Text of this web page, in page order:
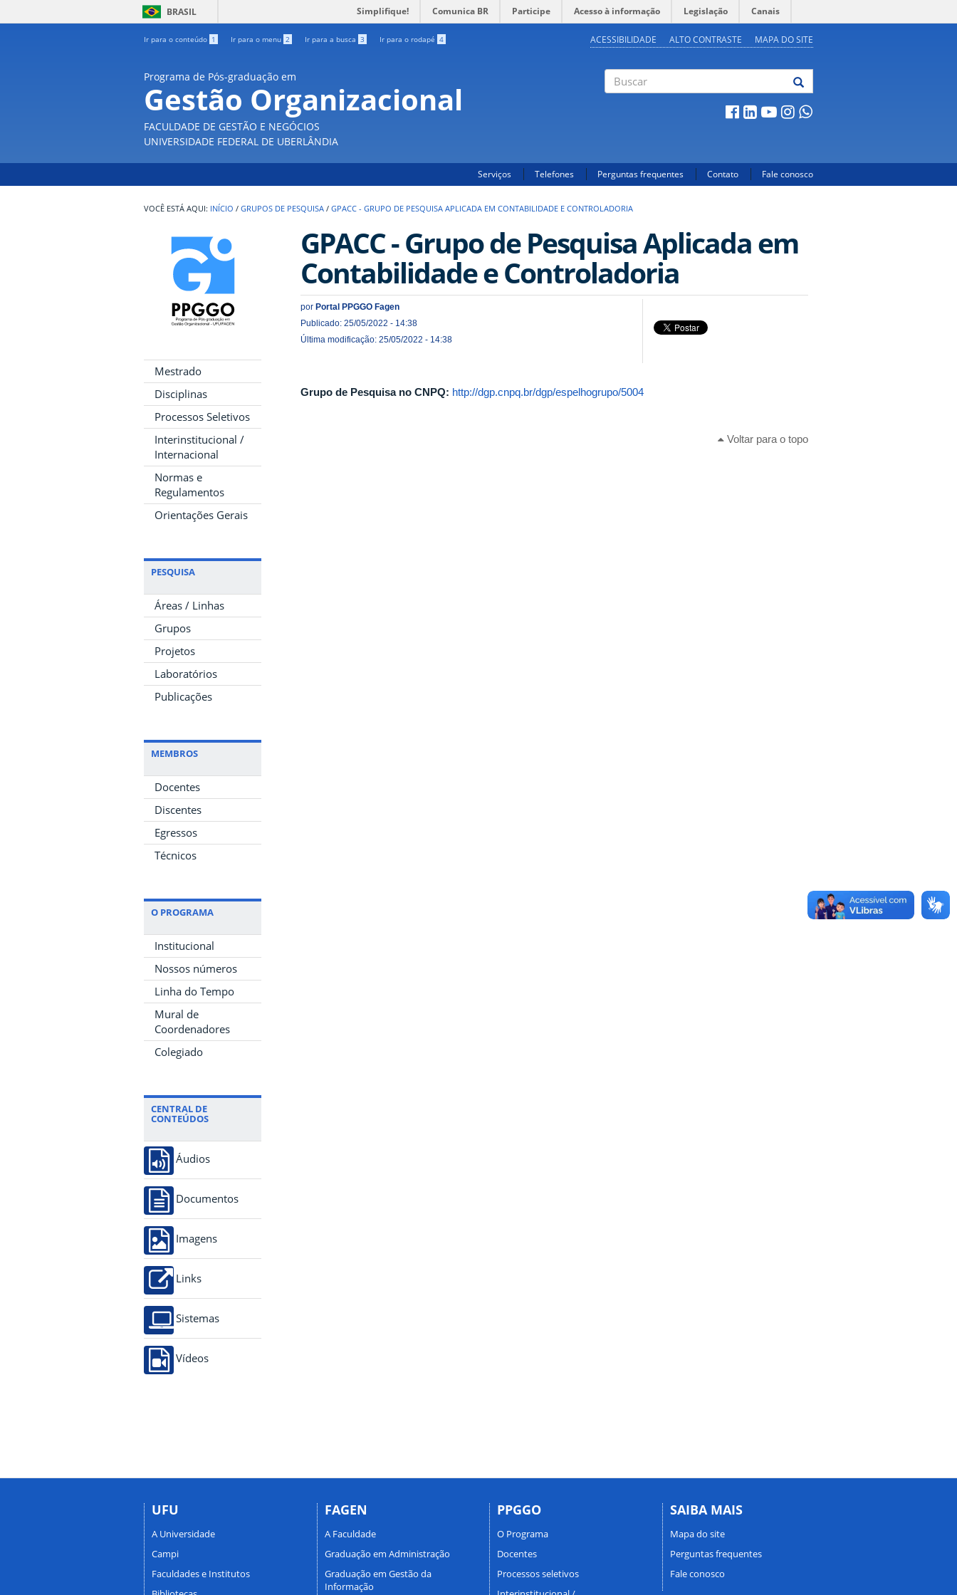
BRASIL Simplifique! Comunica BR Participe Acesso à informação Legislação Canais
Ir para o conteúdo 1 Ir para o menu 2 Ir para a busca 3 Ir para o rodapé 4 ACESSIBILIDADE ALTO CONTRASTE MAPA DO SITE
Programa de Pós-graduação em
Gestão Organizacional
FACULDADE DE GESTÃO E NEGÓCIOS
UNIVERSIDADE FEDERAL DE UBERLÂNDIA
Serviços Telefones Perguntas frequentes Contato Fale conosco
INÍCIO / GRUPOS DE PESQUISA / GPACC - GRUPO DE PESQUISA APLICADA EM CONTABILIDADE E CONTROLADORIA
Mestrado
Disciplinas
Processos Seletivos
Interinstitucional /
Internacional
Normas e
Regulamentos
Orientações Gerais
PESQUISA
Áreas / Linhas
Grupos
Projetos
Laboratórios
Publicações
MEMBROS
Docentes
Discentes
Egressos
Técnicos
O PROGRAMA
Institucional
Nossos números
Linha do Tempo
Mural de
Coordenadores
Colegiado
CENTRAL DE
CONTEÚDOS
Áudios
Documentos
Imagens
Links
Sistemas
Vídeos
GPACC - Grupo de Pesquisa Aplicada em
Contabilidade e Controladoria
por Portal PPGGO Fagen
Publicado: 25/05/2022 - 14:38
Última modificação: 25/05/2022 - 14:38
Grupo de Pesquisa no CNPQ: http://dgp.cnpq.br/dgp/espelhogrupo/5004
Voltar para o topo
UFU
A Universidade
Campi
Faculdades e Institutos
FAGEN
A Faculdade
Graduação em Administração
Graduação em Gestão da
Informação
PPGGO
O Programa
Docentes
Processos seletivos
SAIBA MAIS
Mapa do site
Perguntas frequentes
Fale conosco